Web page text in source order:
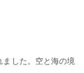
した。空と海の境